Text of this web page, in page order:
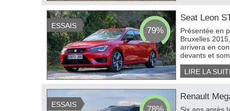
Seat Leon
Présentée en
Bruxelles
arrivera en
devants et
LIRE LA
ESSAIS 79%
Renault
ESSAIS